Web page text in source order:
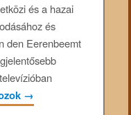
és a hazai
és
den Eerenbeemt
→